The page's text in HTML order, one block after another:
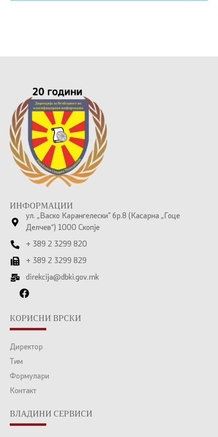
ИНФОРМАЦИИ
ул. „Васко Карангелески” бр.8 (Касарна „Гоце
Делчев“) 1000 Скопје
+ 389 2 3299 820
+ 389 2 3299 829
direkcija@dbki.gov.mk
КОРИСНИ ВРСКИ
Директор
Тим
Формулари
Контакт
ВЛАДИНИ СЕРВИСИ